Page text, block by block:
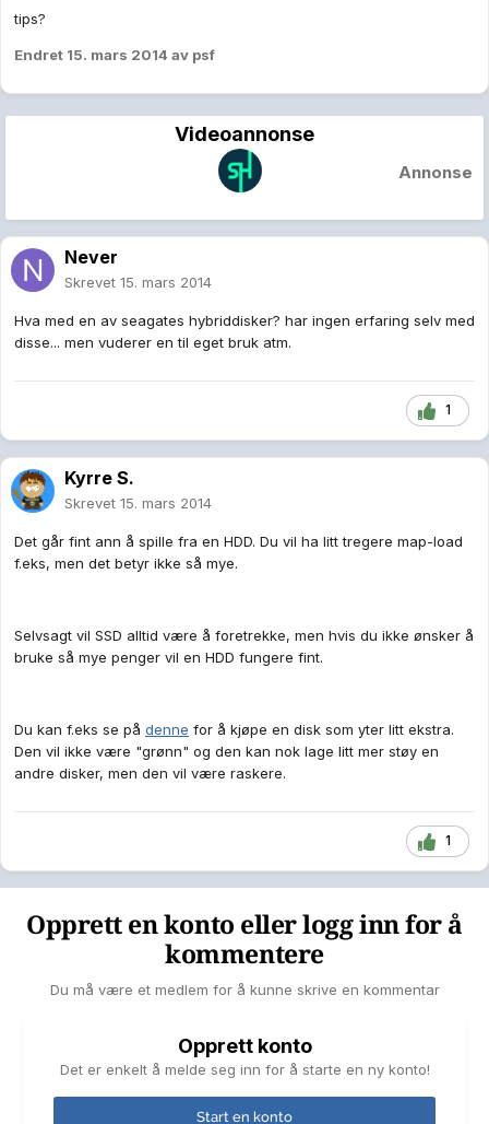
tips?
Endret 15. mars 2014 av psf
Videoannonse
Annonse
Never
Skrevet 15. mars 2014
Hva med en av seagates hybriddisker? har ingen erfaring selv med
disse... men vuderer en til eget bruk atm.
1
Kyrre S.
Skrevet 15. mars 2014
Det går fint ann å spille fra en HDD. Du vil ha litt tregere map-load
f.eks, men det betyr ikke så mye.
Selvsagt vil SSD alltid være å foretrekke, men hvis du ikke ønsker å
bruke så mye penger vil en HDD fungere fint.
Du kan f.eks se på denne for å kjøpe en disk som yter litt ekstra.
Den vil ikke være "grønn" og den kan nok lage litt mer støy en
andre disker, men den vil være raskere.
1
Opprett en konto eller logg inn for å
kommentere
Du må være et medlem for å kunne skrive en kommentar
Opprett konto
Det er enkelt å melde seg inn for å starte en ny konto!
Start en konto